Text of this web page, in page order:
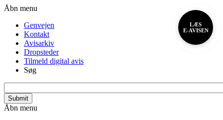
Gå
hovedindhold
Header
Åbn menu
Genvejen
Kontakt
Avisarkiv
Dropsteder
Tilmeld digital avis
Søg
Primær
Åbn menu
LÆS
E-AVISEN